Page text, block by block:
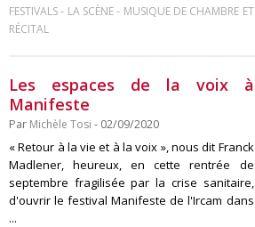
FESTIVALS- LA SCÈNE- MUSIQUE DE CHAMBRE ET
RÉCITAL
Les espaces de la voix à
Manifeste
Par Michèle Tosi - 02/09/2020
« Retour à la vie et à la voix », nous dit Franck
Madlener, heureux, en cette rentrée de
septembre fragilisée par la crise sanitaire,
d'ouvrir le festival Manifeste de l'Ircam dans
...